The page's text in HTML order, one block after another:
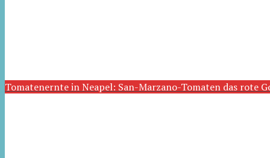
Tomatenernte in Neapel: San-Marzano-Tomaten das rote